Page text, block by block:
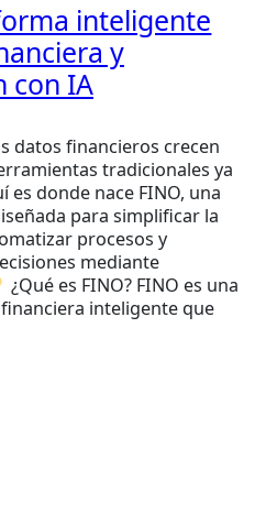
inteligente
y
con IA
datos financieros crecen
tradicionales ya
es donde nace FINO, una
para simplificar la
procesos y
mediante
¿Qué es FINO? FINO es una
inteligente que